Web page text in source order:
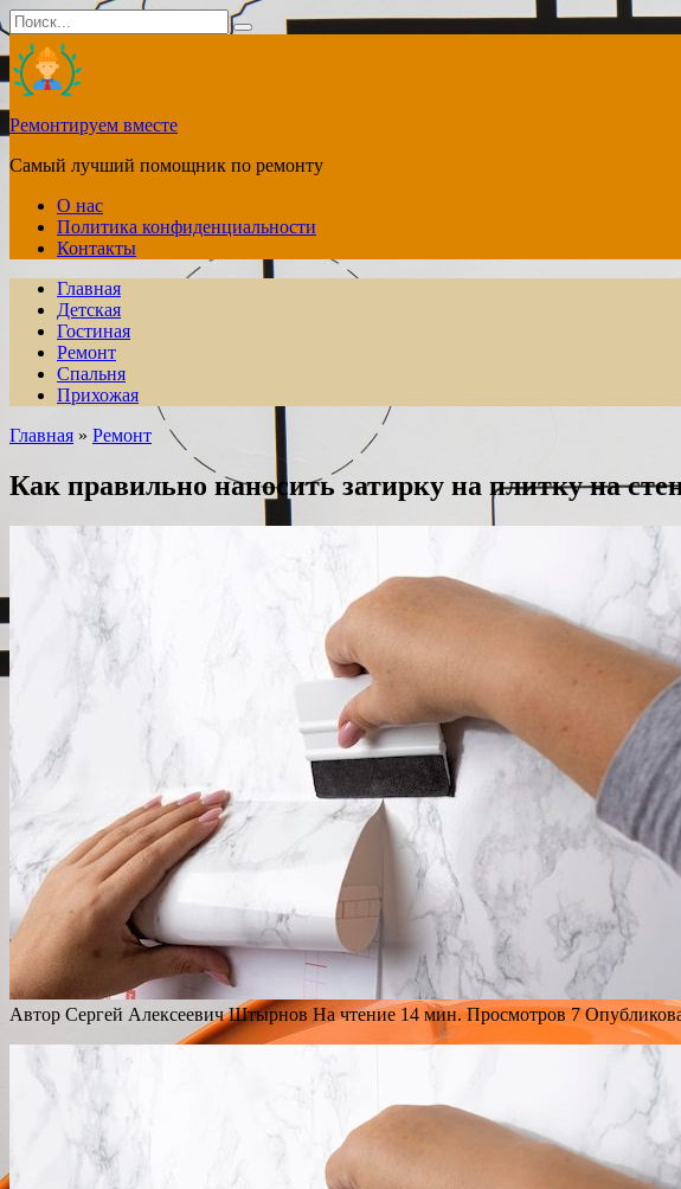
Перейти
к
содержанию
Search
for:
Ремонтируем вместе
Самый лучший помощник по ремонту
О нас
Политика конфиденциальности
Контакты
Главная
Детская
Гостиная
Ремонт
Спальня
Прихожая
Главная » Ремонт
Как правильно наносить затирку на плитку на
Автор Сергей Алексеевич Штырнов На чтение 14 мин. Просмотров 7